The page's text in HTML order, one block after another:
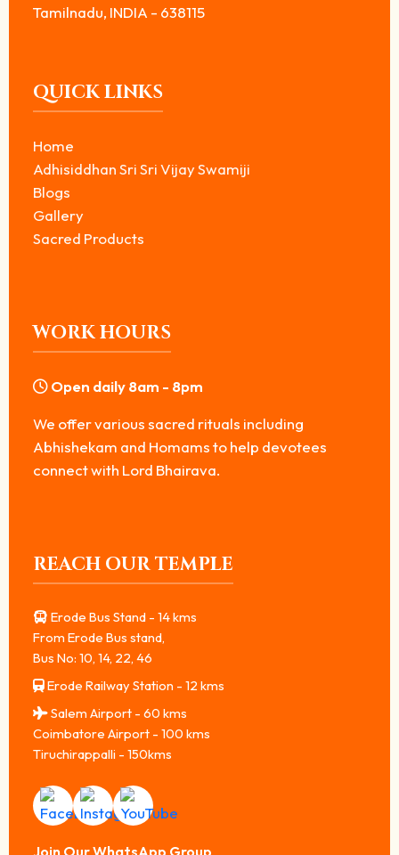
Tamilnadu, INDIA - 638115
QUICK LINKS
Home
Adhisiddhan Sri Sri Vijay Swamiji
Blogs
Gallery
Sacred Products
WORK HOURS
Open daily 8am - 8pm
We offer various sacred rituals including
Abhishekam and Homams to help devotees
connect with Lord Bhairava.
REACH OUR TEMPLE
Erode Bus Stand - 14 kms
From Erode Bus stand,
Bus No: 10, 14, 22, 46
Erode Railway Station - 12 kms
Salem Airport - 60 kms
Coimbatore Airport - 100 kms
Tiruchirappalli - 150kms